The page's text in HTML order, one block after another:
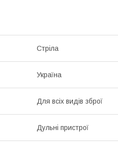
Стріла
Україна
Для всіх видів зброї
Дульні пристрої